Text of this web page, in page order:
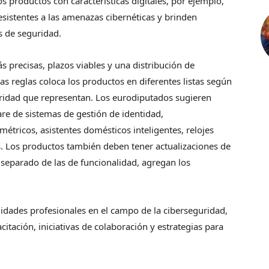
a las amenazas cibernéticas y brinden
de seguridad.
precisas, plazos viables y una distribución de
reglas coloca los productos en diferentes listas según
que representan. Los eurodiputados sugieren
de sistemas de gestión de identidad,
asistentes domésticos inteligentes, relojes
productos también deben tener actualizaciones de
de las de funcionalidad, agregan los
profesionales en el campo de la ciberseguridad,
iniciativas de colaboración y estrategias para